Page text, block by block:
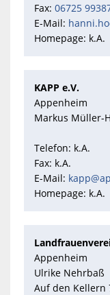
Fax: 06725
E-Mail:
Homepage: k.A.
KAPP e.V.
Appenheim
Markus Müller-
Telefon: k.A.
Fax: k.A.
E-Mail:
Homepage: k.A.
Appenheim
Ulrike Nehrbaß
Auf den Kellern